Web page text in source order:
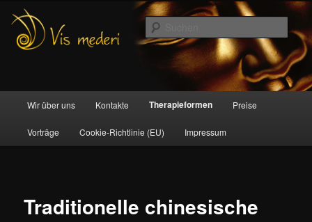
Inhalt
wechseln
Naturheilpraxis. Therapien, Seminare und Konzepte in der Naturheilkunde
Wir über uns Kontakte Therapieformen Preise
Vorträge Cookie-Richtlinie (EU) Impressum
Traditionelle chinesische